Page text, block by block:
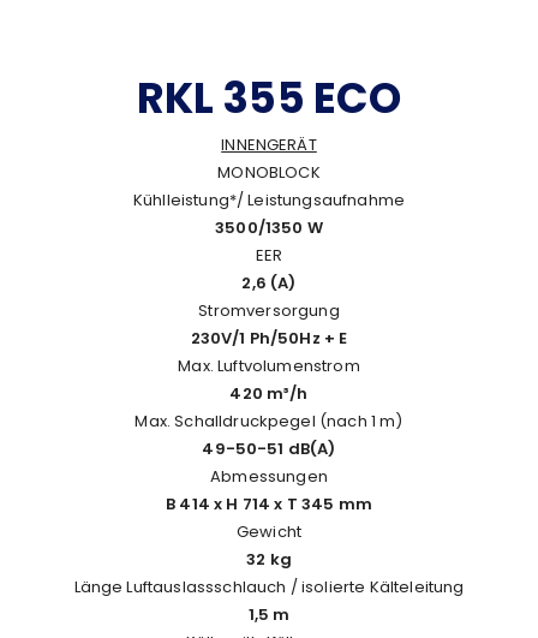
RKL 355 ECO
INNENGERÄT
MONOBLOCK
Kühlleistung*/ Leistungsaufnahme
3500/1350 W
EER
2,6 (A)
Stromversorgung
230V/1 Ph/50Hz + E
Max. Luftvolumenstrom
420 m³/h
Max. Schalldruckpegel (nach 1 m)
49-50-51 dB(A)
Abmessungen
B 414 x H 714 x T 345 mm
Gewicht
32 kg
Länge Luftauslassschlauch / isolierte Kälteleitung
1,5 m